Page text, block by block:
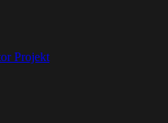
Projekt